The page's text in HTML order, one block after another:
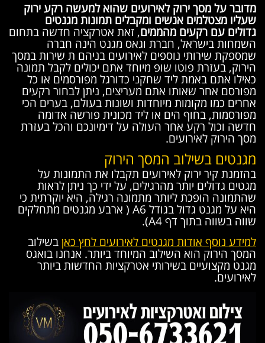
מדובר על מסך ירוק לאירועים שהוא למעשה רקע ירוק
שעליו מצטלמים אנשים ומקבלים תמונות מגנטים
גדולים עם רקעים מהממים, זאת אטרקציה חדשה בתחום
השמחות בישראל, חברת וגאס מגנט הינה חברה
שמספקת שירותי נוספים לאירועים בניהם ת שירות במסך
הירוק, בעזרת פוטו שופ מיוחד אתם יכולים לקבל תמונה
כאילו אתם באמת ליד שחקני כדורגל מפורסמים או כל
מפורסם אחר שאותו אתם מעריצים, ניתן לבחור רקעים
אחרים כמו מקומות מיוחדות ושונות בעולם, בערים הכי
מפורסמות, בחוף הים או ליד מכונית פורשה אדומה
חדשה וכול רקע אחר העולה על דימיונכם והכל בעזרת
מסך הירוק לאירועים.
מגנטים בשילוב המסך הירוק
בהזמנת קיר ירוק לאירועים תקבלו את התמונות על
מגטים גדולים יותר מהרגילים, על ידי כך ניתן לראות
שהתמונה הופכת ליותר מתמונה רגילה, היא יוקרתית כי
היא על מגנט גדול בגודל A6 ( ארבע מגנטים מתחלקים
שווה בשווה בתוך דף A4).
למידע נוסף אודות מגנטים לאירועים לחץ כאן בשילוב
המסך הירוק הוא השילוב המיוחד ביותר. אנחנו בואגס
מגנט מקצועיים בשירותי אטרקציות החדשות ביותר
לאירועים.